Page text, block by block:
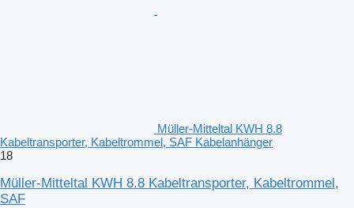
Müller-Mitteltal KWH 8.8
Kabeltransporter, Kabeltrommel, SAF Kabelanhänger
18
Müller-Mitteltal KWH 8.8 Kabeltransporter, Kabeltrommel,
SAF